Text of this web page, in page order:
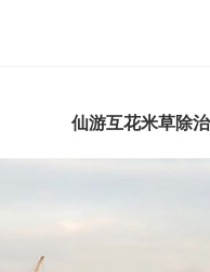
仙游互花米草除治